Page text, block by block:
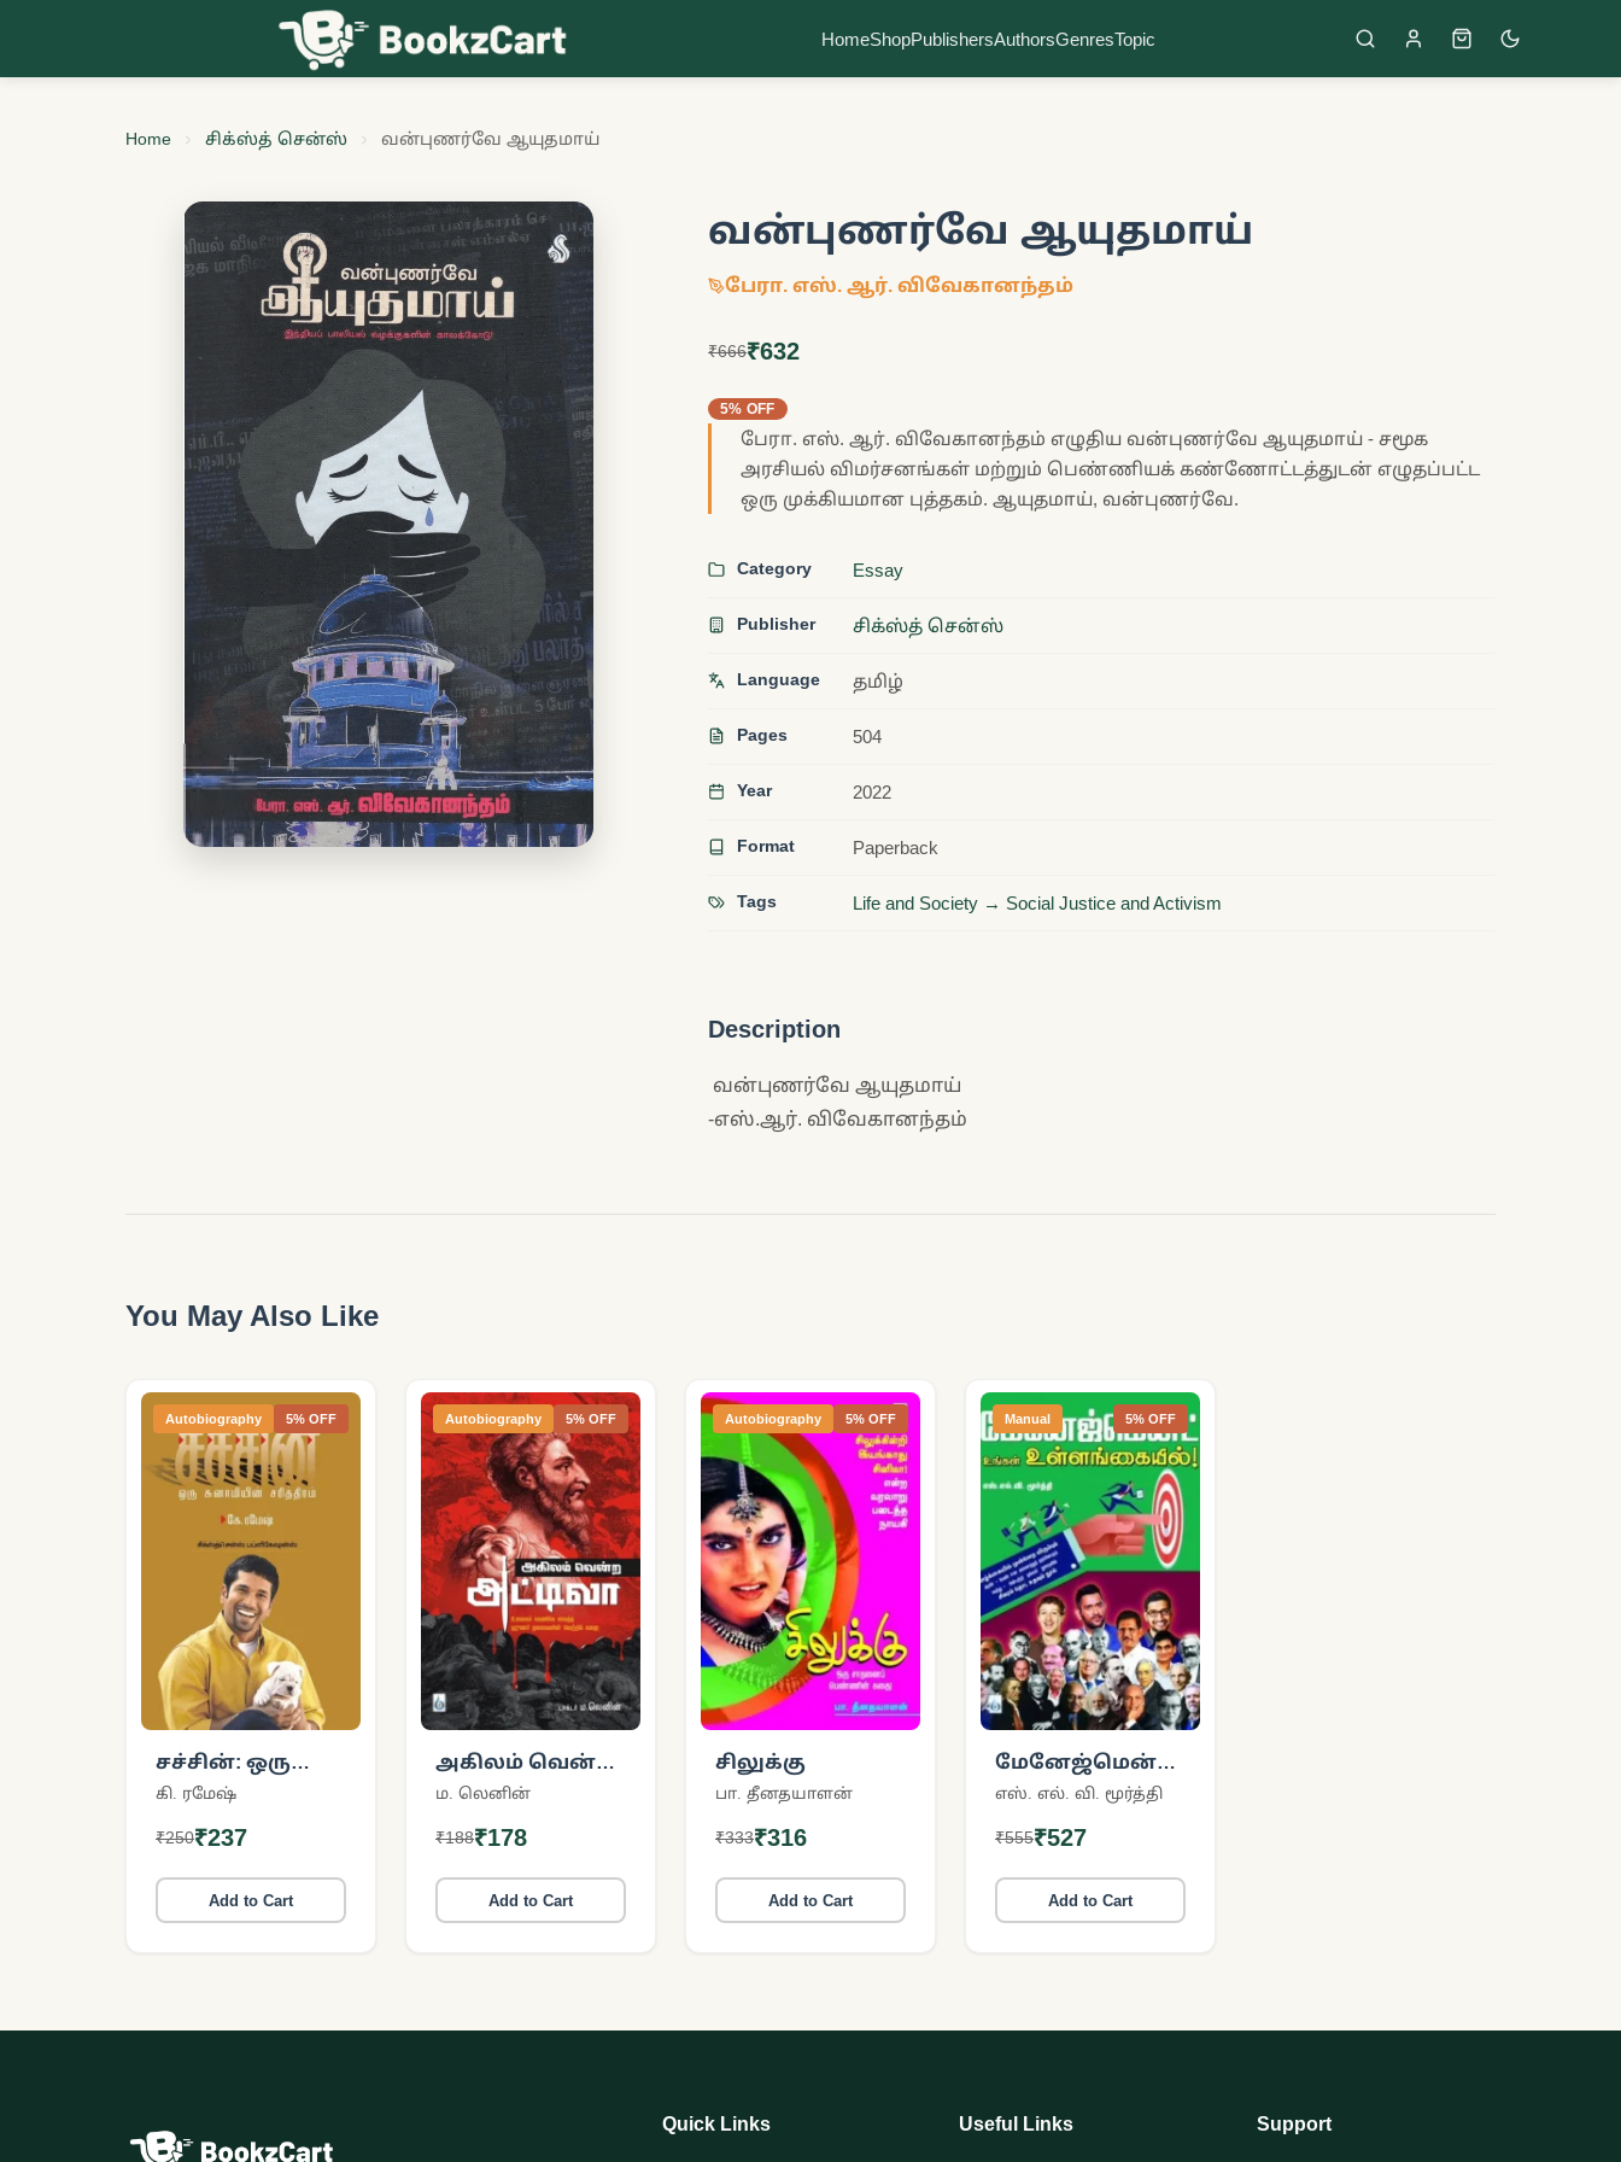
HomeShopPublishersAuthorsGenresTopic
Home சிக்ஸ்த் சென்ஸ் வன்புணர்வே ஆயுதமாய்
வன்புணர்வே ஆயுதமாய்
பேரா. எஸ். ஆர். விவேகானந்தம்
₹666₹632
5% OFF
பேரா. எஸ். ஆர். விவேகானந்தம் எழுதிய வன்புணர்வே ஆயுதமாய் - சமூக
அரசியல் விமர்சனங்கள் மற்றும் பெண்ணியக் கண்ணோட்டத்துடன் எழுதப்பட்ட
ஒரு முக்கியமான புத்தகம். ஆயுதமாய், வன்புணர்வே.
Category Essay
Publisher சிக்ஸ்த் சென்ஸ்
Language தமிழ்
Pages 504
Year 2022
Format Paperback
Tags Life and Society → Social Justice and Activism
Description
வன்புணர்வே ஆயுதமாய்
-எஸ்.ஆர். விவேகானந்தம்
You May Also Like
Autobiography 5% OFF
சச்சின்: ஒரு
சுனாமியின்
கி. ரமேஷ்
₹250₹237
Add to Cart
Autobiography 5% OFF
அகிலம் வென்ற
அட்டிலா
ம. லெனின்
₹188₹178
Add to Cart
Autobiography 5% OFF
சிலுக்கு
பா. தீனதயாளன்
₹333₹316
Add to Cart
Manual 5% OFF
மேனேஜ்மென்ட்
உங்கள்
எஸ். எல். வி. மூர்த்தி
₹555₹527
Add to Cart
Quick Links Useful Links Support